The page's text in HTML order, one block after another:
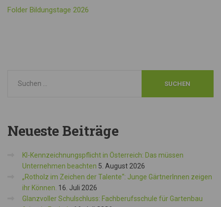
Folder Bildungstage 2026
Neueste Beiträge
KI-Kennzeichnungspflicht in Österreich: Das müssen
Unternehmen beachten 5. August 2026
„Rotholz im Zeichen der Talente“: Junge GärtnerInnen zeigen
ihr Können. 16. Juli 2026
Glanzvoller Schulschluss: Fachberufsschule für Gartenbau